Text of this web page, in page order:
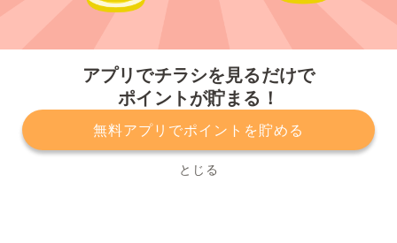
アプリでチラシを見るだけで
ポイントが貯まる！
無料アプリでポイントを貯める
とじる
プライバシーポリシー 利用規約
運営会社
サービスに関してのお問い合わせ